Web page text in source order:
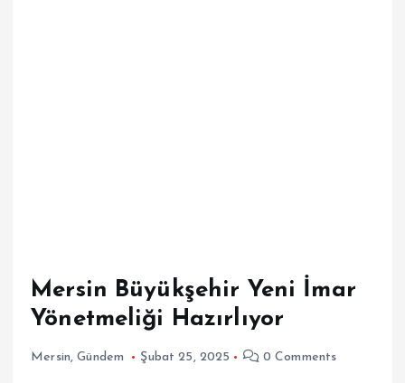
Mersin Büyükşehir Yeni İmar
Yönetmeliği Hazırlıyor
Mersin,Gündem Şubat 25, 2025 0 Comments